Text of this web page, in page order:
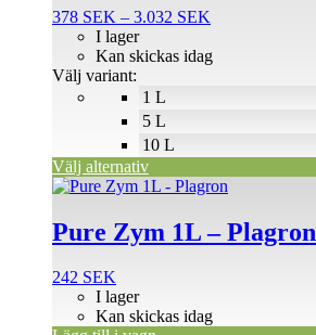
378 SEK – 3.032 SEK
till
1 L
5 L
10 L
I lager
Kan skickas idag
Välj variant:
Välj alternativ
De
olika
alternativen
kan
väljas
produktsidan
Pure Zym 1L – Plagron
242 SEK
I lager
Kan skickas idag